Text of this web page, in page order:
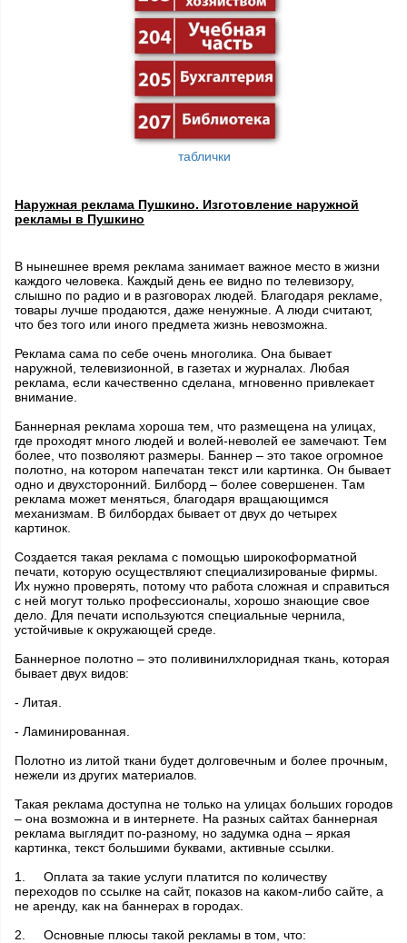
таблички
Наружная реклама Пушкино. Изготовление наружной
рекламы в Пушкино
В нынешнее время реклама занимает важное место в жизни
каждого человека. Каждый день ее видно по телевизору,
слышно по радио и в разговорах людей. Благодаря рекламе,
товары лучше продаются, даже ненужные. А люди считают,
что без того или иного предмета жизнь невозможна.
Реклама сама по себе очень многолика. Она бывает
наружной, телевизионной, в газетах и журналах. Любая
реклама, если качественно сделана, мгновенно привлекает
внимание.
Баннерная реклама хороша тем, что размещена на улицах,
где проходят много людей и волей-неволей ее замечают. Тем
более, что позволяют размеры. Баннер – это такое огромное
полотно, на котором напечатан текст или картинка. Он бывает
одно и двухсторонний. Билборд – более совершенен. Там
реклама может меняться, благодаря вращающимся
механизмам. В билбордах бывает от двух до четырех
картинок.
Создается такая реклама с помощью широкоформатной
печати, которую осуществляют специализированые фирмы.
Их нужно проверять, потому что работа сложная и справиться
с ней могут только профессионалы, хорошо знающие свое
дело. Для печати используются специальные чернила,
устойчивые к окружающей среде.
Баннерное полотно – это поливинилхлоридная ткань, которая
бывает двух видов:
- Литая.
- Ламинированная.
Полотно из литой ткани будет долговечным и более прочным,
нежели из других материалов.
Такая реклама доступна не только на улицах больших городов
– она возможна и в интернете. На разных сайтах баннерная
реклама выглядит по-разному, но задумка одна – яркая
картинка, текст большими буквами, активные ссылки.
1.
Оплата за такие услуги платится по количеству
переходов по ссылке на сайт, показов на каком-либо сайте, а
не аренду, как на баннерах в городах.
2.
Основные плюсы такой рекламы в том, что: